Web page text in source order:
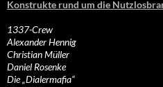
Konstrukte rund um die
1337-Crew
Alexander Hennig
Christian Müller
Daniel Rosenke
Die „Dialermafia“